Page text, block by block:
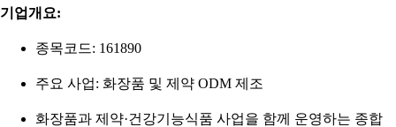
기업개요:
종목코드: 161890
주요 사업: 화장품 및 제약 ODM 제조
화장품과 제약·건강기능식품 사업을 함께 운영하는 종합